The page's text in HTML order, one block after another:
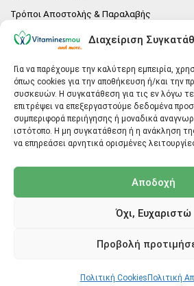
Διαχείριση
Για να παρέχουμε την καλύτερη εμπειρία,
όπως cookies για την αποθήκευση ή/και την
συσκευών. Η συγκατάθεση για τις εν λόγω
επιτρέψει να επεξεργαστούμε δεδομένα
συμπεριφορά περιήγησης ή μοναδικά
ιστότοπο. Η μη συγκατάθεση ή η ανάκληση
να επηρεάσει αρνητικά ορισμένες
Αποδοχή
Όχι, Ευχαριστώ
Προβολή
Πολιτική Cookies Πολιτική
Τρόποι Αποστολής & Παραλαβής
Πολιτική επιστροφών
E-SHOP
Vitaminesmou.gr.
Άγιος Δημήτριος T.K.17236
Αττική
Copyright ©2026
Back to top